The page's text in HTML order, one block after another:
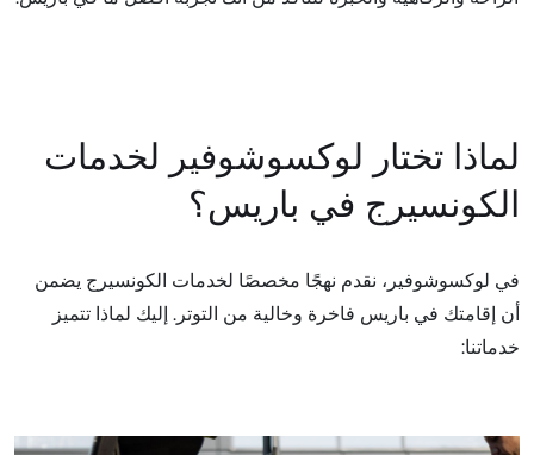
لماذا تختار لوكسوشوفير لخدمات
الكونسيرج في باريس؟
في لوكسوشوفير، نقدم نهجًا مخصصًا لخدمات الكونسيرج يضمن
أن إقامتك في باريس فاخرة وخالية من التوتر. إليك لماذا تتميز
خدماتنا: